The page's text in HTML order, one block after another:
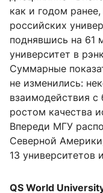
как и годом
российских
поднявшись на 61
университет в
Суммарные
не изменились:
взаимодействия
ростом качества
Впереди МГУ
Северной
13 университетов
QS World